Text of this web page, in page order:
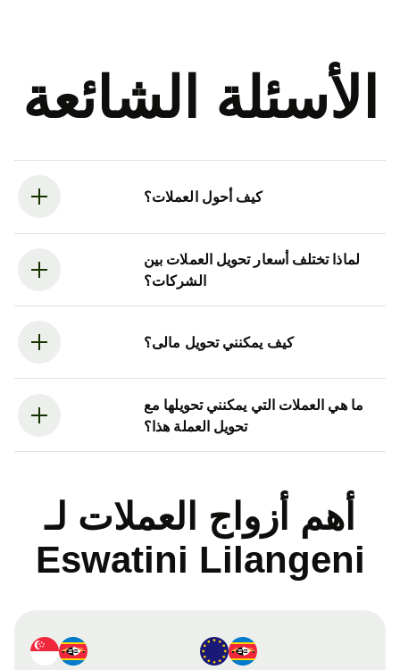
الأسئلة الشائعة
كيف أحول العملات؟
لماذا تختلف أسعار تحويل العملات بين
الشركات؟
كيف يمكنني تحويل مالى؟
ما هي العملات التي يمكنني تحويلها مع
تحويل العملة هذا؟
أهم أزواج العملات لـ
Eswatini Lilangeni